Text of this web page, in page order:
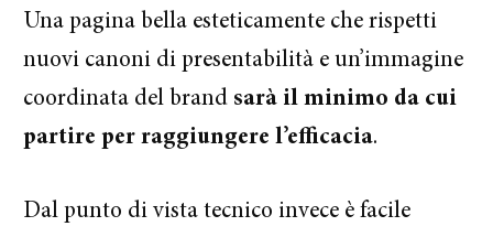
Una pagina bella esteticamente che rispetti
nuovi canoni di presentabilità e un’immagine
coordinata del brand sarà il minimo da cui
partire per raggiungere l’efficacia.
Dal punto di vista tecnico invece è facile